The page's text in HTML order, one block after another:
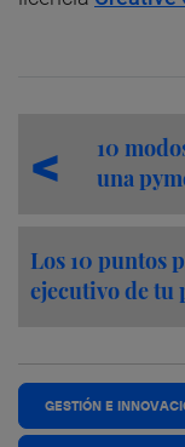
10
una
Los 10 puntos
ejecutivo de tu
GESTIÓN E